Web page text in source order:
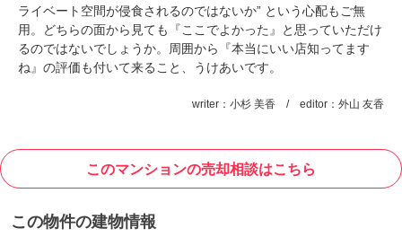
ライベート空間が侵食されるのではないか” という心配もご無
用。どちらの面から見ても『ここでよかった』と思っていただけ
るのではないでしょうか。周囲から『本当にいい店知ってます
ね』の評価も付いて来ること、うけあいです。
writer：小杉 美香 / editor：外山 友香
このマンションの売却相談はこちら
この物件の建物情報